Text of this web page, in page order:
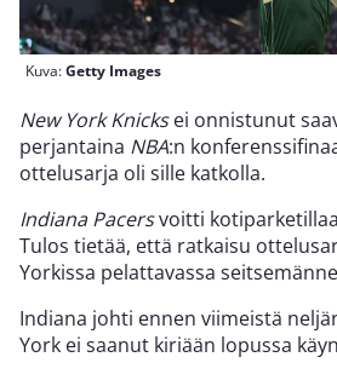
Kuva:Getty Images
New York Knicksei onnistunut
perjantaina NBA:n
ottelusarja oli sille katkolla.
Indiana Pacersvoitti
Tulos tietää, että ratkaisu
Yorkissa pelattavassa
Indiana johti ennen viimeistä
York ei saanut kiriään lopussa